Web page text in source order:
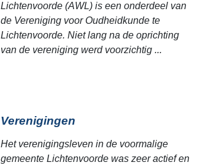
Lichtenvoorde (AWL) is een onderdeel van
de Vereniging voor Oudheidkunde te
Lichtenvoorde. Niet lang na de oprichting
van de vereniging werd voorzichtig ...
Verenigingen
Het verenigingsleven in de voormalige
gemeente Lichtenvoorde was zeer actief en